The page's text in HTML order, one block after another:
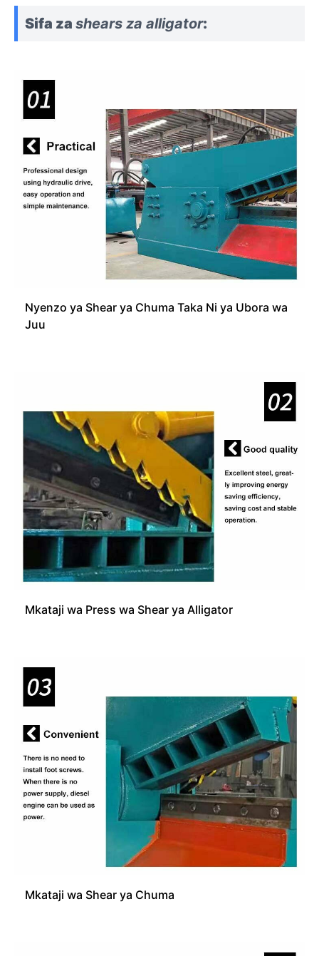
Sifa za shears za alligator:
Nyenzo ya Shear ya Chuma Taka Ni ya Ubora wa
Juu
Mkataji wa Press wa Shear ya Alligator
Mkataji wa Shear ya Chuma